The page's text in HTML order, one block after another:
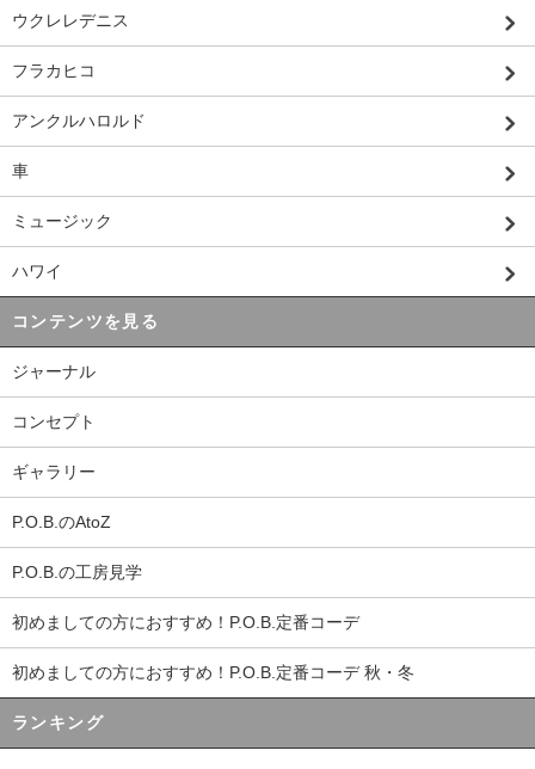
ウクレレデニス
フラカヒコ
アンクルハロルド
車
ミュージック
ハワイ
コンテンツを見る
ジャーナル
コンセプト
ギャラリー
P.O.B.のAtoZ
P.O.B.の工房見学
初めましての方におすすめ！P.O.B.定番コーデ
初めましての方におすすめ！P.O.B.定番コーデ 秋・冬
ランキング